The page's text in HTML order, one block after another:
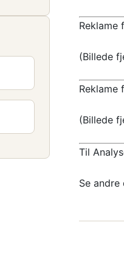
Reklame
(Billede
Reklame
(Billede
Til
Se